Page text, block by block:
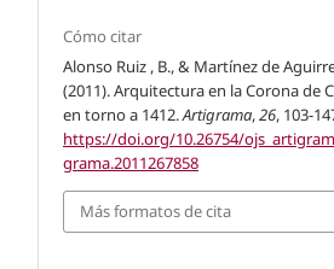
Cómo citar
Alonso Ruiz , B., & Martínez de
(2011). Arquitectura en la Corona de
en torno a 1412.Artigrama,26, 103-
https://doi.org/10.26754/
grama.2011267858
Más formatos de cita